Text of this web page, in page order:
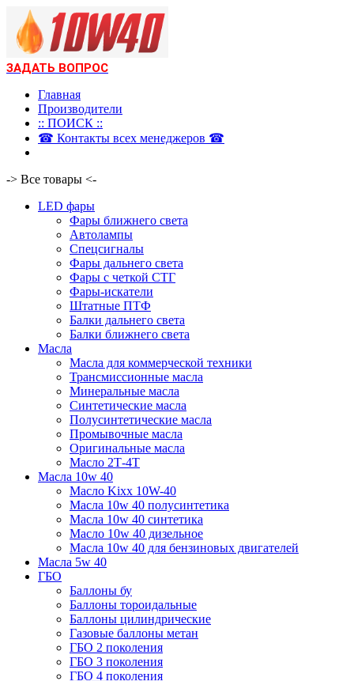
ЗАДАТЬ ВОПРОС
Главная
Производители
:: ПОИСК ::
☎ Контакты всех менеджеров ☎
-> Все товары <-
LED фары
Фары ближнего света
Автолампы
Спецсигналы
Фары дальнего света
Фары с четкой СТГ
Фары-искатели
Штатные ПТФ
Балки дальнего света
Балки ближнего света
Масла
Масла для коммерческой техники
Трансмиссионные масла
Минеральные масла
Синтетические масла
Полусинтетические масла
Промывочные масла
Оригинальные масла
Масло 2Т-4Т
Масла 10w 40
Mасло Kixx 10W-40
Масла 10w 40 полусинтетика
Масла 10w 40 синтетика
Масло 10w 40 дизельное
Масла 10w 40 для бензиновых двигателей
Масла 5w 40
ГБО
Баллоны бу
Баллоны тороидальные
Баллоны цилиндрические
Газовые баллоны метан
ГБО 2 поколения
ГБО 3 поколения
ГБО 4 поколения